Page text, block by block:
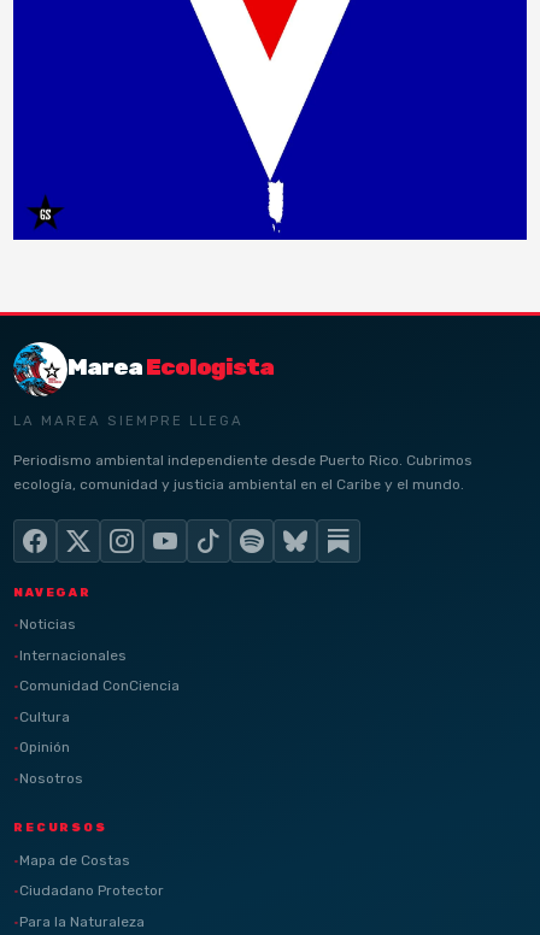
MareaEcologista
LA MAREA SIEMPRE LLEGA
Periodismo ambiental independiente desde Puerto Rico. Cubrimos
ecología, comunidad y justicia ambiental en el Caribe y el mundo.
NAVEGAR
Noticias
Internacionales
Comunidad ConCiencia
Cultura
Opinión
Nosotros
RECURSOS
Mapa de Costas
Ciudadano Protector
Para la Naturaleza